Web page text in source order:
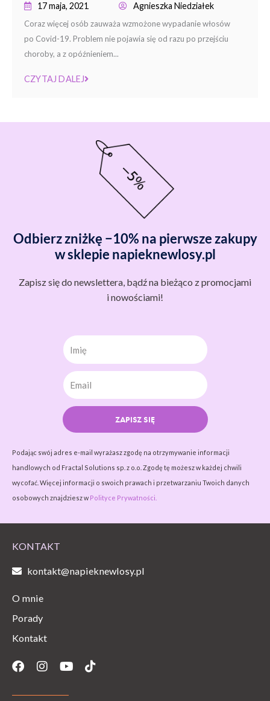
17 maja, 2021 Agnieszka Niedziałek
Coraz więcej osób zauważa wzmożone wypadanie włosów
po Covid-19. Problem nie pojawia się od razu po przejściu
choroby, a z opóźnieniem...
CZYTAJ DALEJ
Odbierz zniżkę −10% na pierwsze zakupy
w sklepie napieknewlosy.pl
Zapisz się do newslettera, bądź na bieżąco z promocjami
i nowościami!
Imię
ZAPISZ SIĘ
Podając swój adres e-mail wyrażasz zgodę na otrzymywanie informacji
handlowych od Fractal Solutions sp. z o.o. Zgodę tę możesz w każdej chwili
wycofać. Więcej informacji o swoich prawach i przetwarzaniu Twoich danych
osobowych znajdziesz w Polityce Prywatności.
KONTAKT
kontakt@napieknewlosy.pl
O mnie
Porady
Kontakt
Facebook
Instagram
YoutubeTiktok